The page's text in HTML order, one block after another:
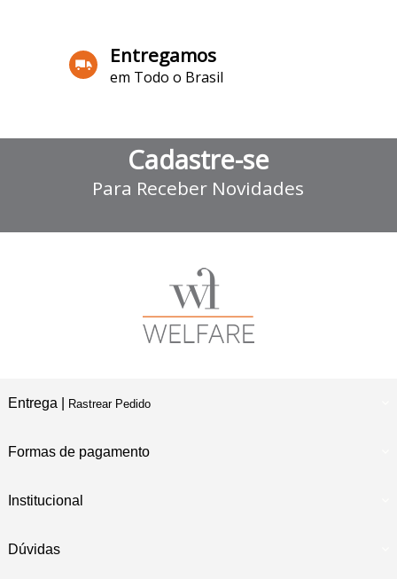
Entregamos
em Todo o Brasil
Cadastre-se
Para Receber Novidades
Entrega | Rastrear Pedido
Formas de pagamento
Institucional
Dúvidas